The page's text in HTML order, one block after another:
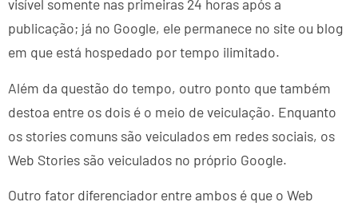
visível somente nas primeiras 24 horas após a
publicação; já no Google, ele permanece no site ou blog
em que está hospedado por tempo ilimitado.
Além da questão do tempo, outro ponto que também
destoa entre os dois é o meio de veiculação. Enquanto
os stories comuns são veiculados em redes sociais, os
Web Stories são veiculados no próprio Google.
Outro fator diferenciador entre ambos é que o Web